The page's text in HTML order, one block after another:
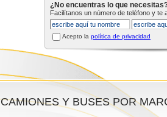
¿No encuentras lo que
Facilítanos un número de teléfono y te
Acepto la política de privacidad
Y BUSES POR